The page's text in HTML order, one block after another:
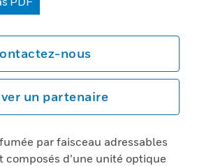
nous
un partenaire
par faisceau adressables
d’une unité optique